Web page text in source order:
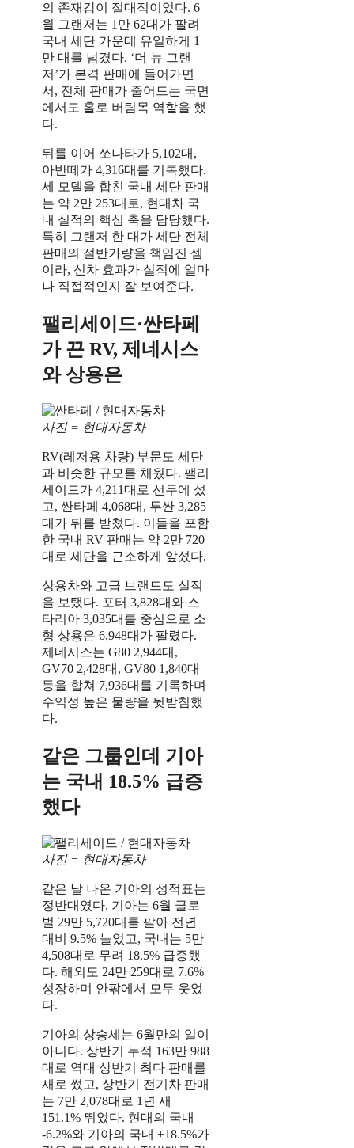
의 존재감이 절대적이었다. 6
월 그랜저는 1만 62대가 팔려
국내 세단 가운데 유일하게 1
만 대를 넘겼다. ‘더 뉴 그랜
저’가 본격 판매에 들어가면
서, 전체 판매가 줄어드는 국면
에서도 홀로 버팀목 역할을 했
다.
뒤를 이어 쏘나타가 5,102대,
아반떼가 4,316대를 기록했다.
세 모델을 합친 국내 세단 판매
는 약 2만 253대로, 현대차 국
내 실적의 핵심 축을 담당했다.
특히 그랜저 한 대가 세단 전체
판매의 절반가량을 책임진 셈
이라, 신차 효과가 실적에 얼마
나 직접적인지 잘 보여준다.
팰리세이드·싼타페
가 끈 RV, 제네시스
와 상용은
사진 = 현대자동차
RV(레저용 차량) 부문도 세단
과 비슷한 규모를 채웠다. 팰리
세이드가 4,211대로 선두에 섰
고, 싼타페 4,068대, 투싼 3,285
대가 뒤를 받쳤다. 이들을 포함
한 국내 RV 판매는 약 2만 720
대로 세단을 근소하게 앞섰다.
상용차와 고급 브랜드도 실적
을 보탰다. 포터 3,828대와 스
타리아 3,035대를 중심으로 소
형 상용은 6,948대가 팔렸다.
제네시스는 G80 2,944대,
GV70 2,428대, GV80 1,840대
등을 합쳐 7,936대를 기록하며
수익성 높은 물량을 뒷받침했
다.
같은 그룹인데 기아
는 국내 18.5% 급증
했다
사진 = 현대자동차
같은 날 나온 기아의 성적표는
정반대였다. 기아는 6월 글로
벌 29만 5,720대를 팔아 전년
대비 9.5% 늘었고, 국내는 5만
4,508대로 무려 18.5% 급증했
다. 해외도 24만 259대로 7.6%
성장하며 안팎에서 모두 웃었
다.
기아의 상승세는 6월만의 일이
아니다. 상반기 누적 163만 988
대로 역대 상반기 최다 판매를
새로 썼고, 상반기 전기차 판매
는 7만 2,078대로 1년 새
151.1% 뛰었다. 현대의 국내
-6.2%와 기아의 국내 +18.5%가